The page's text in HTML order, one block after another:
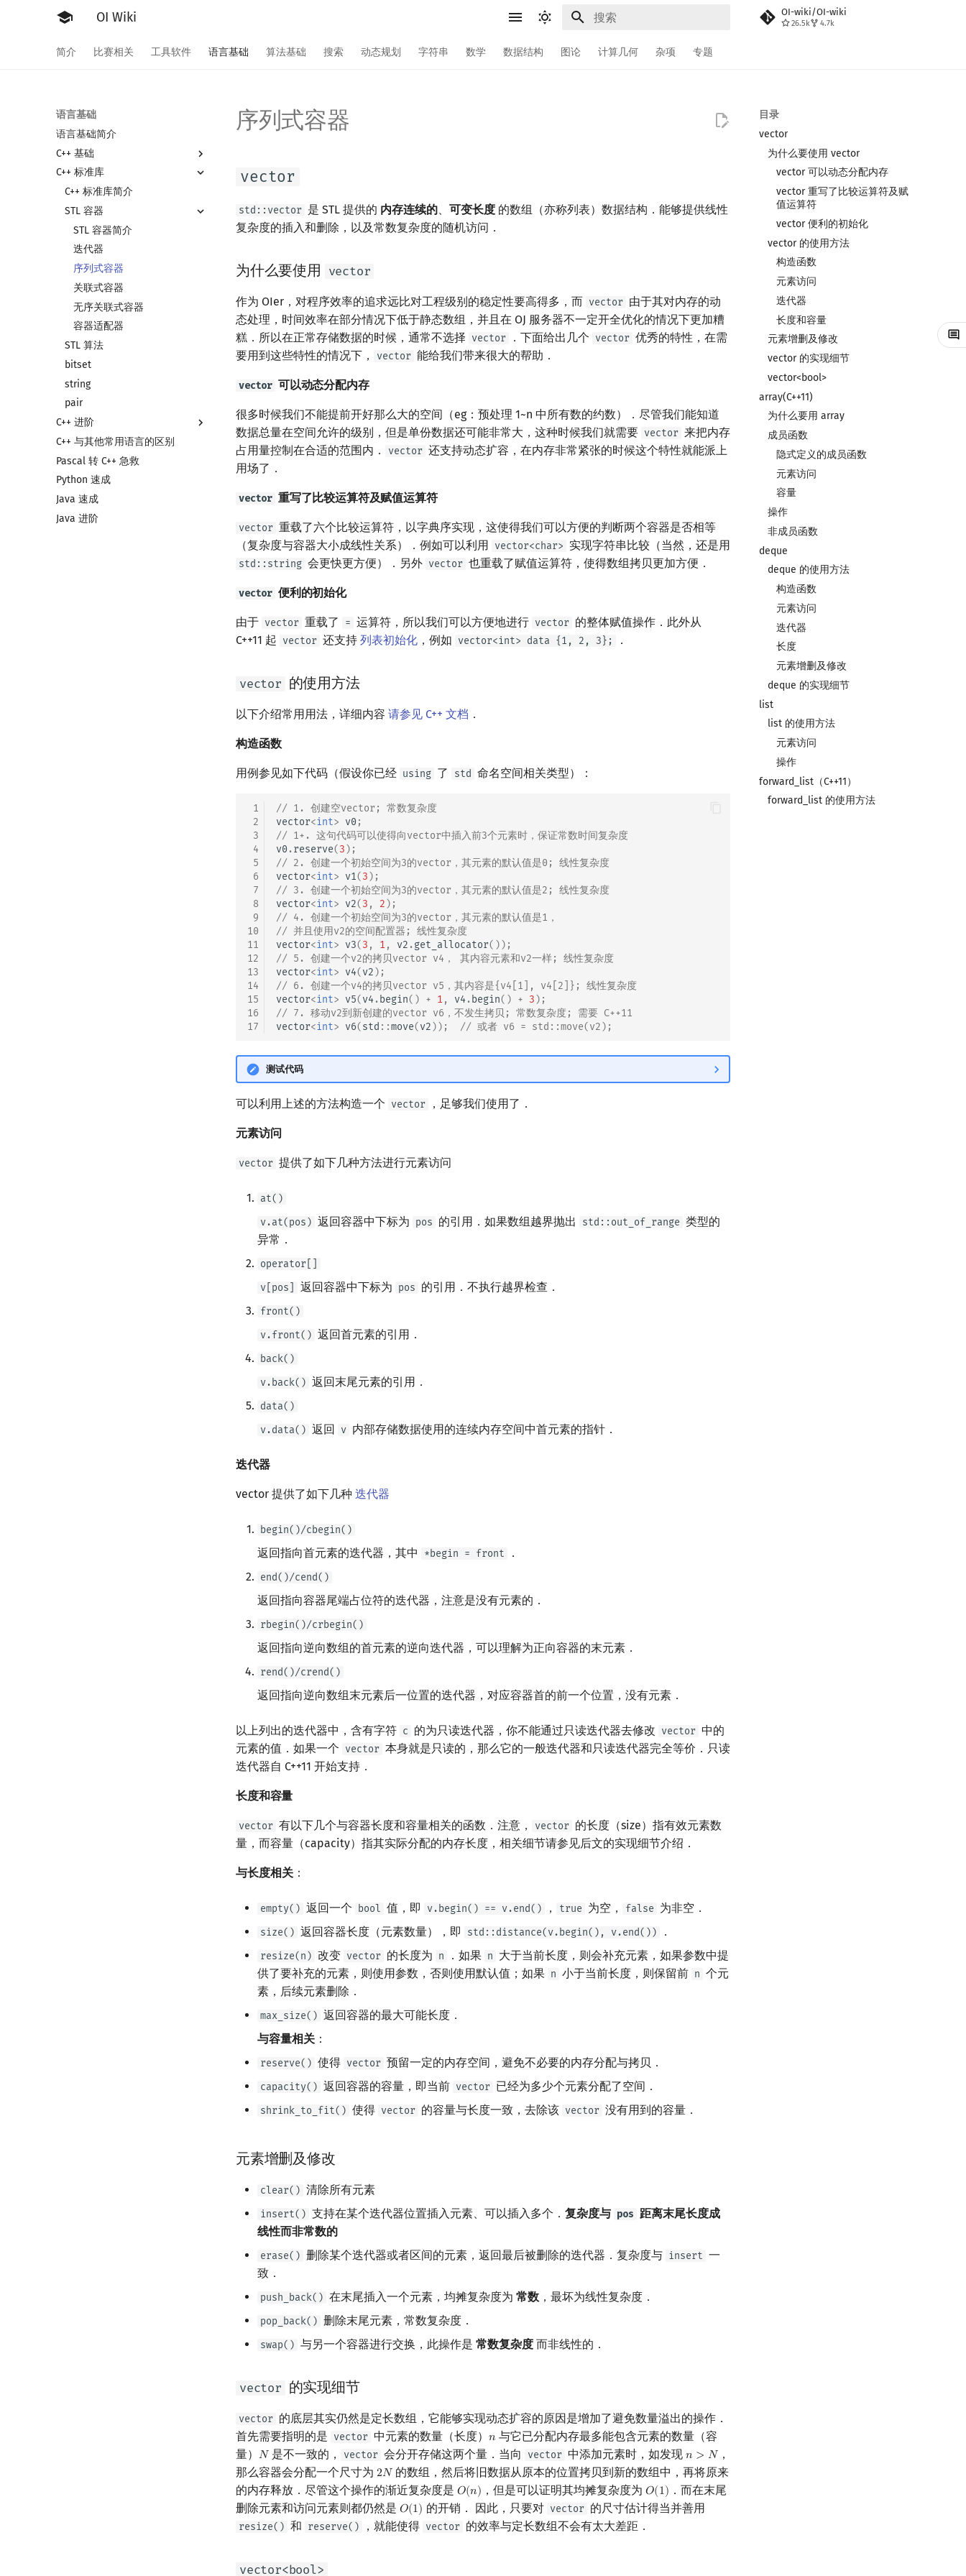
OI Wiki OI-wiki/OI-wiki
26.5k 4.7k
简介 比赛相关 工具软件 语言基础 算法基础 搜索 动态规划 字符串 数学 数据结构 图论 计算几何 杂项 专题
语言基础
语言基础简介
C++ 基础
Hello, World!
C++ 语法基础
变量
运算
流程控制语句
分支
循环
高级数据类型
数组
结构体
联合体
指针
函数
文件操作
C++ 标准库
C++ 标准库简介
STL 容器
STL 容器简介
迭代器
序列式容器
关联式容器
无序关联式容器
容器适配器
STL 算法
bitset
string
pair
C++ 进阶
类
命名空间
值类别
重载运算符
引用
C++ 与其他常用语言的区别
Pascal 转 C++ 急救
Python 速成
Java 速成
Java 进阶
目录
vector
为什么要使用 vector
vector 可以动态分配内存
vector 重写了比较运算符及赋
值运算符
vector 便利的初始化
vector 的使用方法
构造函数
元素访问
迭代器
长度和容量
元素增删及修改
vector 的实现细节
vector<bool>
array(C++11)
为什么要用 array
成员函数
隐式定义的成员函数
元素访问
容量
操作
非成员函数
deque
deque 的使用方法
构造函数
元素访问
迭代器
长度
元素增删及修改
deque 的实现细节
list
list 的使用方法
元素访问
操作
forward_list（C++11）
forward_list 的使用方法
序列式容器
vector
std::vector 是 STL 提供的 内存连续的、 可变长度 的数组（亦称列表）数据结构．能够提供线性
复杂度的插入和删除，以及常数复杂度的随机访问．
为什么要使用 vector
作为 OIer，对程序效率的追求远比对工程级别的稳定性要高得多，而 vector 由于其对内存的动
态处理，时间效率在部分情况下低于静态数组，并且在 OJ 服务器不一定开全优化的情况下更加糟
糕．所以在正常存储数据的时候，通常不选择 vector ．下面给出几个 vector 优秀的特性，在需
要用到这些特性的情况下，
vector 能给我们带来很大的帮助．
vector 可以动态分配内存
很多时候我们不能提前开好那么大的空间（eg：预处理 1~n 中所有数的约数）．尽管我们能知道
数据总量在空间允许的级别，但是单份数据还可能非常大，这种时候我们就需要 vector 来把内存
占用量控制在合适的范围内．
vector 还支持动态扩容，在内存非常紧张的时候这个特性就能派上
用场了．
vector 重写了比较运算符及赋值运算符
vector 重载了六个比较运算符，以字典序实现，这使得我们可以方便的判断两个容器是否相等
（复杂度与容器大小成线性关系）．例如可以利用 vector<char> 实现字符串比较（当然，还是用
std::string 会更快更方便）．另外 vector 也重载了赋值运算符，使得数组拷贝更加方便．
vector 便利的初始化
由于 vector 重载了 = 运算符，所以我们可以方便地进行 vector 的整体赋值操作．此外从
C++11 起 vector 还支持 列表初始化 ，例如 vector<int> data {1, 2, 3}; ．
vector 的使用方法
以下介绍常用用法，详细内容 请参见 C++ 文档 ．
构造函数
用例参见如下代码（假设你已经 using 了 std 命名空间相关类型）：
1
2
3
4
5
6
7
8
9
10
11
12
13
14
15
16
17
// 1. 创建空vector; 常数复杂度
vector<int> v0 ;
// 1+. 这句代码可以使得向vector中插入前3个元素时，保证常数时间复杂度
v0 .reserve(3);
// 2. 创建一个初始空间为3的vector，其元素的默认值是0; 线性复杂度
vector<int> v1(3);
// 3. 创建一个初始空间为3的vector，其元素的默认值是2; 线性复杂度
vector<int> v2(3 , 2);
// 4. 创建一个初始空间为3的vector，其元素的默认值是1，
// 并且使用v2的空间配置器; 线性复杂度
vector<int> v3(3 , 1 , v2 .get_allocator());
// 5. 创建一个v2的拷贝vector v4， 其内容元素和v2一样; 线性复杂度
vector<int> v4(v2);
// 6. 创建一个v4的拷贝vector v5，其内容是{v4[1], v4[2]}; 线性复杂度
vector<int> v5(v4. begin() + 1 , v4. begin() + 3);
// 7. 移动v2到新创建的vector v6，不发生拷贝; 常数复杂度; 需要 C++11
vector<int> v6(std ::move(v2)); // 或者 v6 = std::move(v2);
测试代码
可以利用上述的方法构造一个 vector ，足够我们使用了．
元素访问
vector 提供了如下几种方法进行元素访问
at()
v.at(pos) 返回容器中下标为 pos 的引用．如果数组越界抛出 std::out_of_range 类型的
异常．
operator[]
v[pos]
返回容器中下标为 pos 的引用．不执行越界检查．
front()
v.front() 返回首元素的引用．
back()
v.back() 返回末尾元素的引用．
data()
v.data() 返回 v 内部存储数据使用的连续内存空间中首元素的指针．
迭代器
vector 提供了如下几种 迭代器
begin()/cbegin()
返回指向首元素的迭代器，其中 *begin = front ．
end()/cend()
返回指向容器尾端占位符的迭代器，注意是没有元素的．
rbegin()/crbegin()
返回指向逆向数组的首元素的逆向迭代器，可以理解为正向容器的末元素．
rend()/crend()
返回指向逆向数组末元素后一位置的迭代器，对应容器首的前一个位置，没有元素．
以上列出的迭代器中，含有字符 c 的为只读迭代器，你不能通过只读迭代器去修改 vector 中的
元素的值．如果一个 vector 本身就是只读的，那么它的一般迭代器和只读迭代器完全等价．只读
迭代器自 C++11 开始支持．
长度和容量
vector 有以下几个与容器长度和容量相关的函数．注意， vector 的长度（size）指有效元素数
量，而容量（capacity）指其实际分配的内存长度，相关细节请参见后文的实现细节介绍．
与长度相关 ：
empty() 返回一个 bool 值，即 v.begin() == v.end() ， true 为空， false 为非空．
size() 返回容器长度（元素数量），即 std::distance(v.begin(), v.end()) ．
resize(n) 改变 vector 的长度为 n ．如果 n 大于当前长度，则会补充元素，如果参数中提
供了要补充的元素，则使用参数，否则使用默认值；如果 n 小于当前长度，则保留前 n 个元
素，后续元素删除．
max_size() 返回容器的最大可能长度．
与容量相关 ：
reserve() 使得 vector 预留一定的内存空间，避免不必要的内存分配与拷贝．
capacity() 返回容器的容量，即当前 vector 已经为多少个元素分配了空间．
shrink_to_fit() 使得 vector 的容量与长度一致，去除该 vector 没有用到的容量．
元素增删及修改
clear() 清除所有元素
insert() 支持在某个迭代器位置插入元素、可以插入多个． 复杂度与 pos 距离末尾长度成
线性而非常数的
erase() 删除某个迭代器或者区间的元素，返回最后被删除的迭代器．复杂度与 insert 一
致．
push_back() 在末尾插入一个元素，均摊复杂度为 常数 ，最坏为线性复杂度．
pop_back() 删除末尾元素，常数复杂度．
swap() 与另一个容器进行交换，此操作是 常数复杂度 而非线性的．
vector 的实现细节
vector 的底层其实仍然是定长数组，它能够实现动态扩容的原因是增加了避免数量溢出的操作．
首先需要指明的是 vector 中元素的数量（长度） 𝑛
n 与它已分配内存最多能包含元素的数量（容
量） 𝑁
N 是不一致的， vector 会分开存储这两个量．当向 vector 中添加元素时，如发现𝑛 > 𝑁
n >N
，
那么容器会分配一个尺寸为 2𝑁
2N 的数组，然后将旧数据从原本的位置拷贝到新的数组中，再将原来
的内存释放．尽管这个操作的渐近复杂度是 𝑂(𝑛)
O(n) ，但是可以证明其均摊复杂度为𝑂(1)
O(1)
．而在末尾
删除元素和访问元素则都仍然是 𝑂(1)
O(1) 的开销． 因此，只要对 vector 的尺寸估计得当并善用
resize() 和 reserve() ，就能使得 vector 的效率与定长数组不会有太大差距．
vector<bool>